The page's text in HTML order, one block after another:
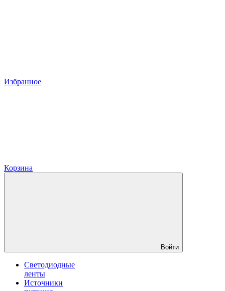
Избранное
Корзина
Войти
Светодиодные
ленты
Источники